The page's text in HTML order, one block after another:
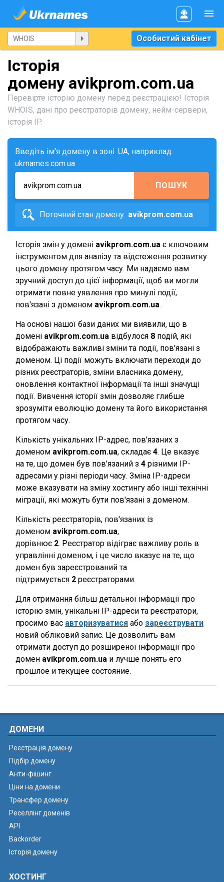
Особистий кабінет
Історія
домену avikprom.com.ua
Перевірте історію домену перед реєстрацією! Історія
WHOIS, дані про реєстраторів домену, нейм-сервери,
історія IP.
Введіть ім'я домену в зоні .UA, наприклад:
ukrnames.com.ua
ПОШУК
Поточний стан домену avikprom.com.ua
Історія змін у домені avikprom.com.ua є ключовим
інструментом для аналізу та відстеження розвитку
цього домену протягом часу. Ми надаємо вам
зручний доступ до цієї інформації, щоб ви могли
отримати повне уявлення про минулі події,
пов'язані з доменом avikprom.com.ua.
На основі нашої бази даних ми виявили, що в
домені avikprom.com.ua відбулося 8 подій, які
відображають важливі зміни та події, пов'язані з
доменом. Ці події можуть включати переходи до
різних реєстраторів, зміни власника домену,
оновлення контактної інформації та інші значущі
події. Вивчення історії змін дозволяє глибше
зрозуміти еволюцію домену та його використання
протягом часу.
Кількість унікальних IP-адрес, пов'язаних з
доменом avikprom.com.ua, складає 4. Це вказує
на те, що домен був пов'язаний з 4 різними IP-
адресами у різні періоди часу. Зміна IP-адреси
може вказувати на зміну хостингу або інші технічні
міграції, які можуть бути пов'язані з доменом.
Кількість реєстраторів, пов'язаних із
доменом avikprom.com.ua,
дорівнює 2. Реєстратор відіграє важливу роль в
управлінні доменом, і це число вказує на те, що
домен був зареєстрований та
підтримується 2 реєстраторами.
Для отримання більш детальної інформації про
історію змін, унікальні IP-адреси та реєстратори,
просимо вас авторизуватися або зареєструвати
новий обліковий запис. Це дозволить вам
отримати доступ до розширеної інформації про
домен avikprom.com.ua и лучше понять его
прошлое и текущее состояние.
ДОМЕНИ
Реєстрація домену
Підбір домену
Анти-фішинг
Ціни на домени
Трансфер домену
Реселлінг доменів
API
Backorder
Історія домену
ХОСТИНГ